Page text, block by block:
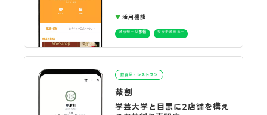
活用機能
メッセージ配信 リッチメニュー
飲食店・レストラン
茶割
学芸大学と目黒に2店舗を構え